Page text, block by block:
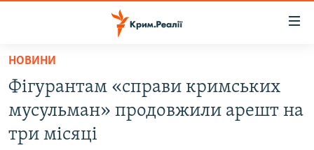
Перейти
основного
матеріалу
Перейти
до
ВОДА.КРИМ
ВІДЕО ТА ФОТО
НОВИНИ
Фігурантам «справи кримських
мусульман» продовжили арешт на
три місяці